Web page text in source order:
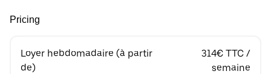
Pricing
Loyer hebdomadaire (à partir
de)
314€ TTC /
semaine